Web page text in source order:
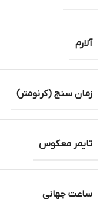
آلارم
زمان سنج (کرنومتر)
تایمر معکوس
ساعت جهانی